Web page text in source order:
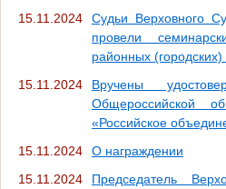
15.11.2024
Судьи Верховного
провели
районных
15.11.2024
Вручены
Общероссийской
«Российское
15.11.2024
О награждении
15.11.2024
Председатель